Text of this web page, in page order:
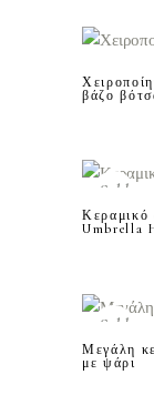
βάζο
Sold
Κεραμικό
Umbrella
Sold
Μεγάλη
με ψάρι